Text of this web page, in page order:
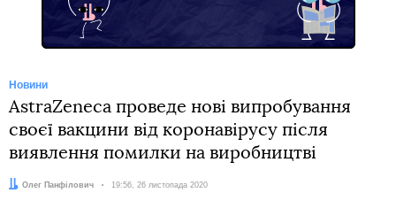
Новини
AstraZeneca проведе нові випробування
своєї вакцини від коронавірусу після
виявлення помилки на виробництві
Автор:
Олег Панфілович Дата:
19:56, 26 листопада 2020